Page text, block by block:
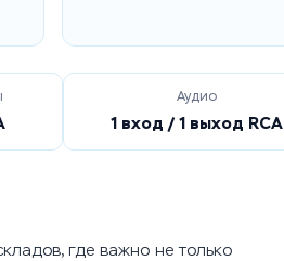
Аудио
1 вход / 1 выход RCA
где важно не только